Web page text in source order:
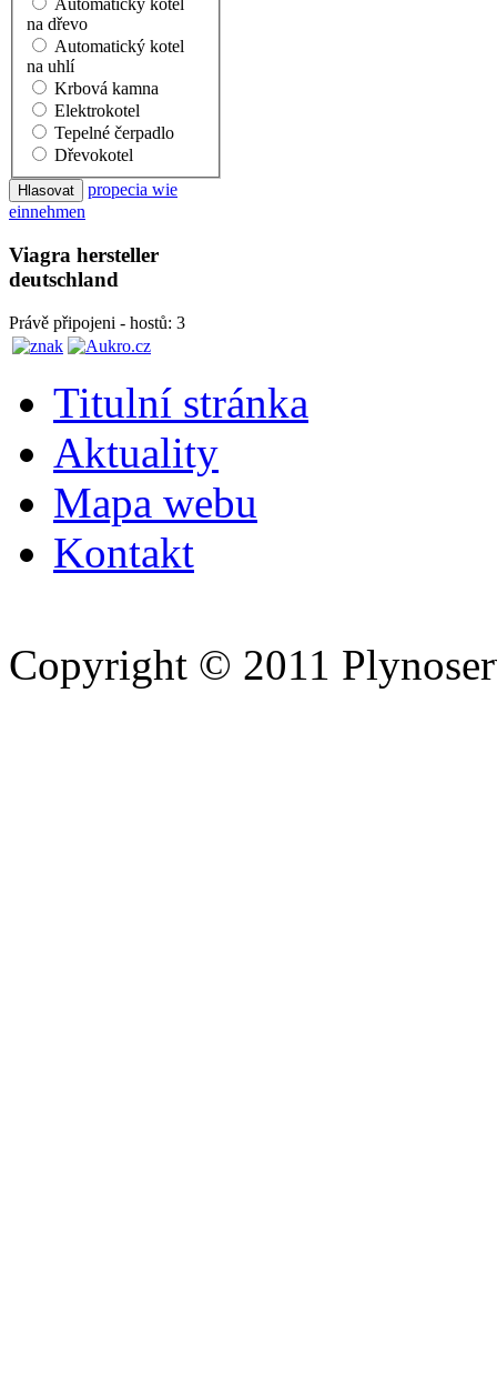
Automatický kotel
na dřevo
Automatický kotel
na uhlí
Krbová kamna
Elektrokotel
Tepelné čerpadlo
Dřevokotel
propecia wie
einnehmen
Viagra hersteller
deutschland
Právě připojeni - hostů: 3
Titulní stránka
Aktuality
Mapa webu
Kontakt
Copyright © 2011